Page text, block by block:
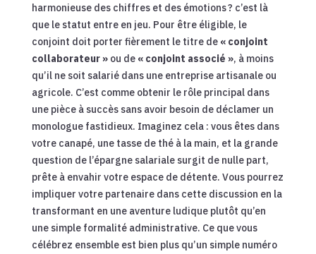
harmonieuse des chiffres et des émotions ? c’est là
que le statut entre en jeu. Pour être éligible, le
conjoint doit porter fièrement le titre de « conjoint
collaborateur »ou de « conjoint associé », à moins
qu’il ne soit salarié dans une entreprise artisanale ou
agricole. C’est comme obtenir le rôle principal dans
une pièce à succès sans avoir besoin de déclamer un
monologue fastidieux. Imaginez cela : vous êtes dans
votre canapé, une tasse de thé à la main, et la grande
question de l’épargne salariale surgit de nulle part,
prête à envahir votre espace de détente. Vous pourrez
impliquer votre partenaire dans cette discussion en la
transformant en une aventure ludique plutôt qu’en
une simple formalité administrative. Ce que vous
célébrez ensemble est bien plus qu’un simple numéro